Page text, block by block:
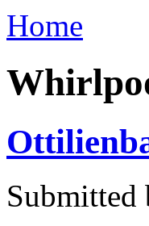
Home
Submitted